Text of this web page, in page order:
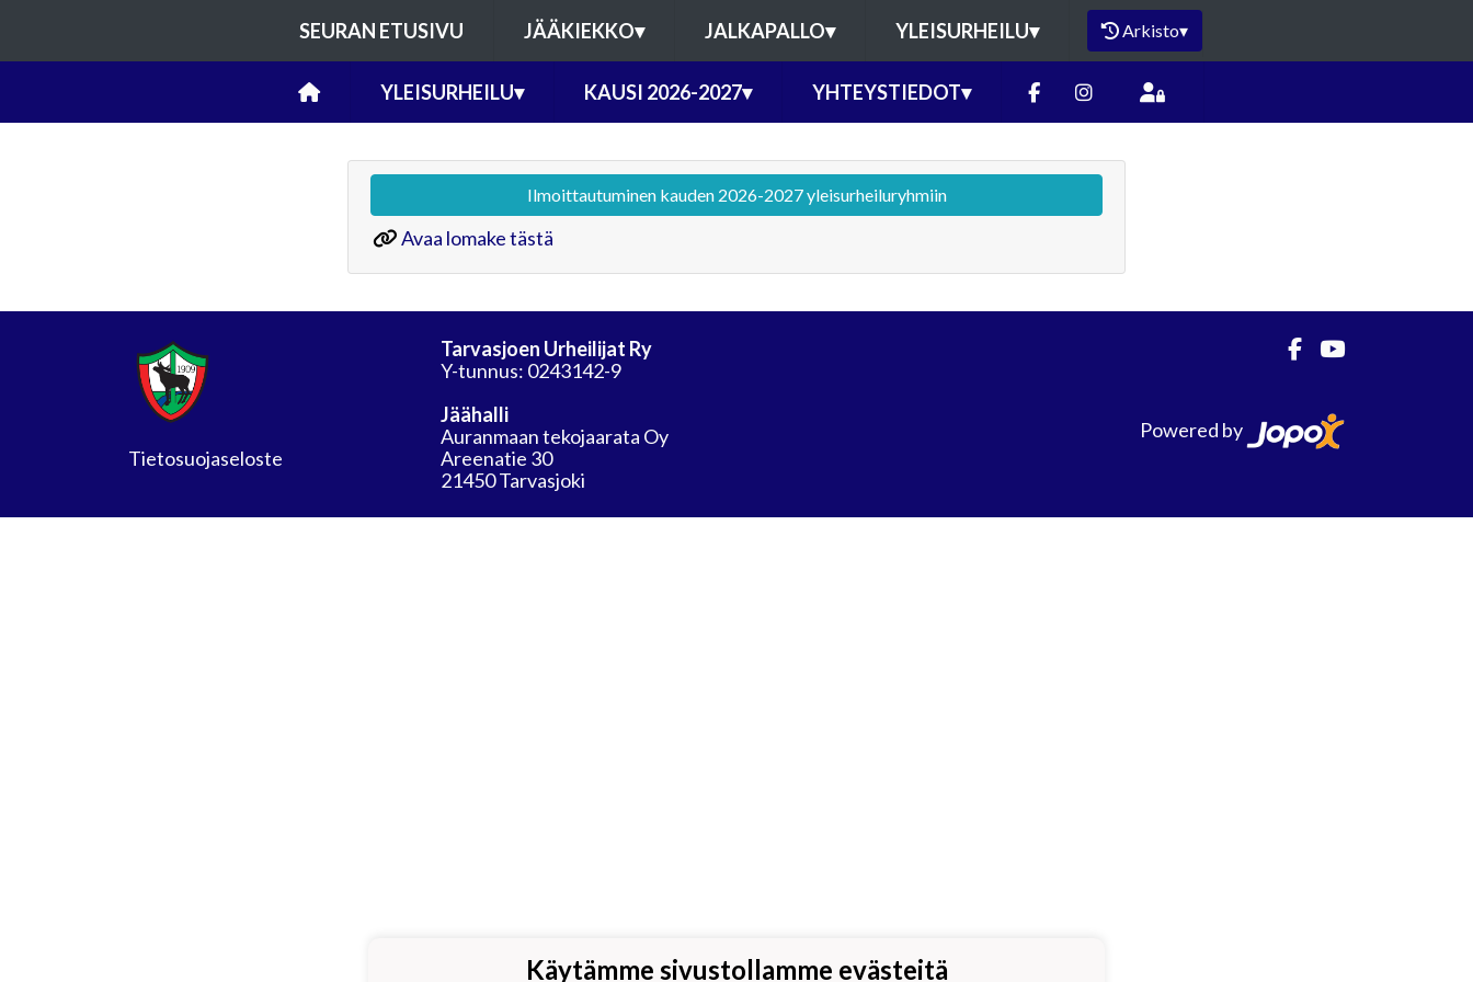
SEURAN ETUSIVU JÄÄKIEKKO▾ JALKAPALLO▾ YLEISURHEILU▾ Arkisto▾
YLEISURHEILU▾ KAUSI 2026-2027▾ YHTEYSTIEDOT▾
Ilmoittautuminen kauden 2026-2027 yleisurheiluryhmiin
Avaa lomake tästä
Tietosuojaseloste
Tarvasjoen Urheilijat Ry
Y-tunnus: 0243142-9
Jäähalli
Auranmaan tekojaarata Oy
Areenatie 30
21450 Tarvasjoki
Powered by
Käytämme sivustollamme evästeitä